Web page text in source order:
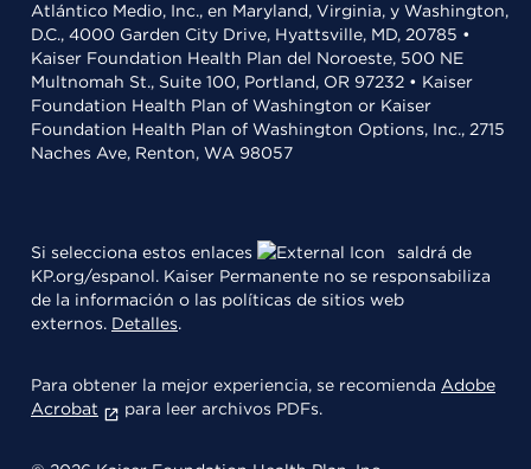
Atlántico Medio, Inc., en Maryland, Virginia, y Washington,
D.C., 4000 Garden City Drive, Hyattsville, MD, 20785 •
Kaiser Foundation Health Plan del Noroeste, 500 NE
Multnomah St., Suite 100, Portland, OR 97232 • Kaiser
Foundation Health Plan of Washington or Kaiser
Foundation Health Plan of Washington Options, Inc., 2715
Naches Ave, Renton, WA 98057
Si selecciona estos enlaces
saldrá de
KP.org/espanol. Kaiser Permanente no se responsabiliza
de la información o las políticas de sitios web
externos. Detalles.
Para obtener la mejor experiencia, se recomienda Adobe
Acrobat
para leer archivos PDFs.